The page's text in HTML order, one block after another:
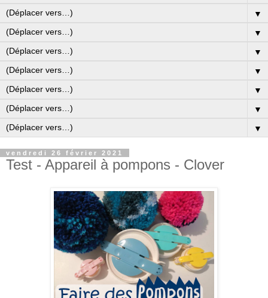
▼
▼
▼
▼
▼
▼
▼
vendredi 26 février 2021
Test - Appareil à pompons - Clover